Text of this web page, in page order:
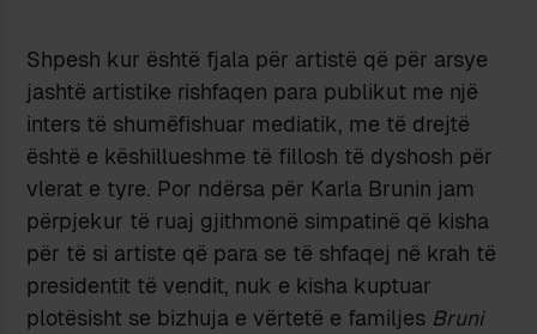
Shpesh kur është fjala për artistë që për arsye
jashtë artistike rishfaqen para publikut me një
inters të shumëfishuar mediatik, me të drejtë
është e këshillueshme të fillosh të dyshosh për
vlerat e tyre. Por ndërsa për Karla Brunin jam
përpjekur të ruaj gjithmonë simpatinë që kisha
për të si artiste që para se të shfaqej në krah të
presidentit të vendit, nuk e kisha kuptuar
plotësisht se bizhuja e vërtetë e familjes Bruni